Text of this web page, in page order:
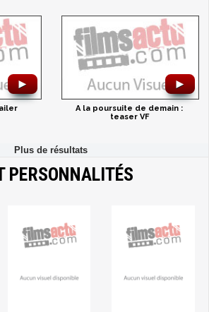
► ►
A la poursuite de demain :
teaser VF
PERSONNALITÉS